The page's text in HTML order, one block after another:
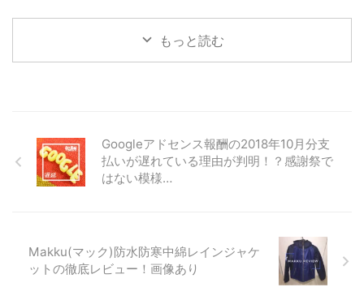
徹底的にレビューしていきた
いと思います。 SUOクールリ
いる『耳をふさがない』タイ
プの完全ワイヤレスイヤホン
SONY Link Buds WF-L900の
比較記事を書きました。 本
が、今回の記事ではSONY
Link Buds WF-L900単体のレ
ビュー(スペックや音漏れの仕
こからは ...
もっと読む
Googleアドセンス報酬の2018年10月分支
払いが遅れている理由が判明！？感謝祭で
はない模様…
Makku(マック)防水防寒中綿レインジャケ
ットの徹底レビュー！画像あり